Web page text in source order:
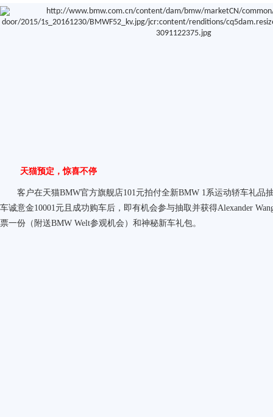
天猫预定，惊喜不停
客户在天猫BMW官方旗舰店101元拍付全新BMW 1系运动轿车礼品
车诚意金10001元且成功购车后，即有机会参与抽取并获得Alexander
票一份（附送BMW Welt参观机会）和神秘新车礼包。